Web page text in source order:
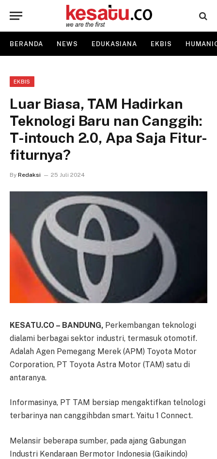
BERANDA NEWS EDUKASIANA EKBIS
EKBIS
Luar Biasa, TAM Hadirkan
Teknologi Baru nan Canggih:
T-intouch 2.0, Apa Saja Fitur-
fiturnya?
By Redaksi 25 Juli 2024
KESATU.CO – BANDUNG, Perkembangan teknologi
dialami berbagai sektor industri, termasuk otomotif.
Adalah Agen Pemegang Merek (APM) Toyota Motor
Corporation, PT Toyota Astra Motor (TAM) satu di
antaranya.
Informasinya, PT TAM bersiap mengaktifkan telnologi
terbarinya nan canggihbdan smart. Yaitu 1 Connect.
Melansir beberapa sumber, pada ajang Gabungan
Industri Kendaraan Bermotor Indonesia (Gaikindo)